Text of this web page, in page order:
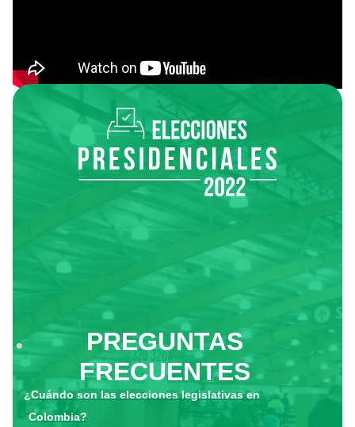
PREGUNTAS
FRECUENTES
¿Cuándo son las elecciones legislativas en
Colombia?